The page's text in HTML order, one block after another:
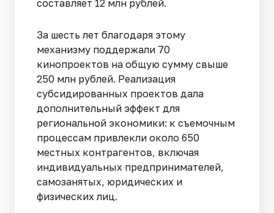
составляет 12 млн рублей.
За шесть лет благодаря этому
механизму поддержали 70
кинопроектов на общую сумму свыше
250 млн рублей. Реализация
субсидированных проектов дала
дополнительный эффект для
региональной экономики: к съемочным
процессам привлекли около 650
местных контрагентов, включая
индивидуальных предпринимателей,
самозанятых, юридических и
физических лиц.